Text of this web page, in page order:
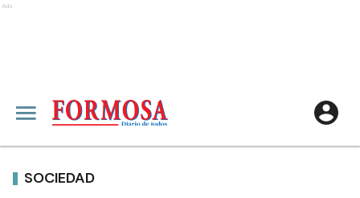
Ads
SOCIEDAD